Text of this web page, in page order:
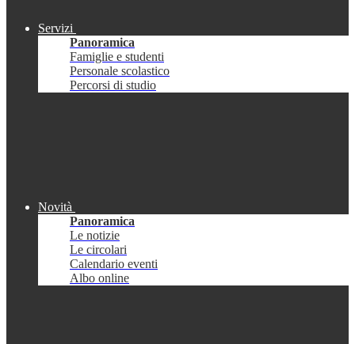
Servizi
Panoramica
Famiglie e studenti
Personale scolastico
Percorsi di studio
Novità
Panoramica
Le notizie
Le circolari
Calendario eventi
Albo online